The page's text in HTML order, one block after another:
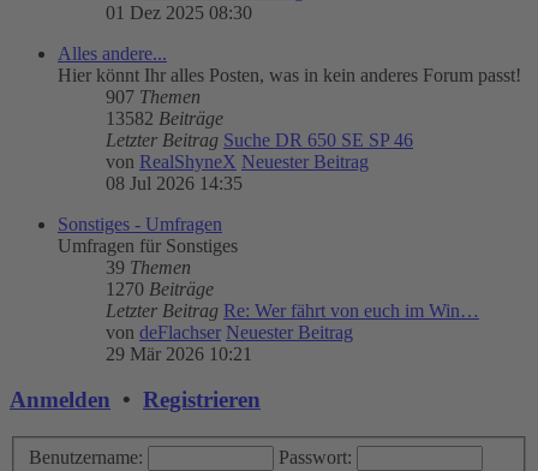
01 Dez 2025 08:30
Alles andere...
Hier könnt Ihr alles Posten, was in kein anderes Forum passt!
907 Themen
13582 Beiträge
Letzter Beitrag Suche DR 650 SE SP 46
von RealShyneX Neuester Beitrag
08 Jul 2026 14:35
Sonstiges - Umfragen
Umfragen für Sonstiges
39 Themen
1270 Beiträge
Letzter Beitrag Re: Wer fährt von euch im Win…
von deFlachser Neuester Beitrag
29 Mär 2026 10:21
Anmelden • Registrieren
Benutzername:
Passwort: